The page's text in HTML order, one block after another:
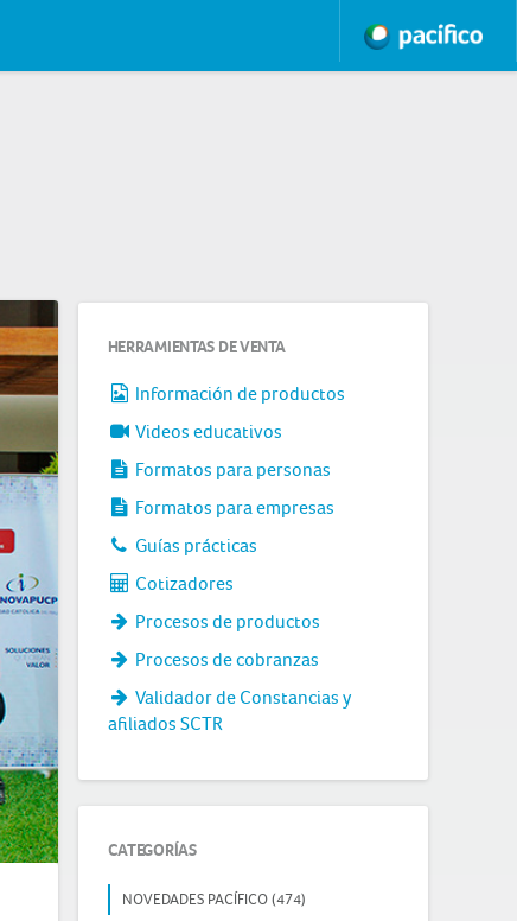
HERRAMIENTAS DE VENTA
Información de productos
Videos educativos
Formatos para personas
Formatos para empresas
Guías prácticas
Cotizadores
Procesos de productos
Procesos de cobranzas
Validador de Constancias y
afiliados SCTR
CATEGORÍAS
NOVEDADES PACÍFICO (474)